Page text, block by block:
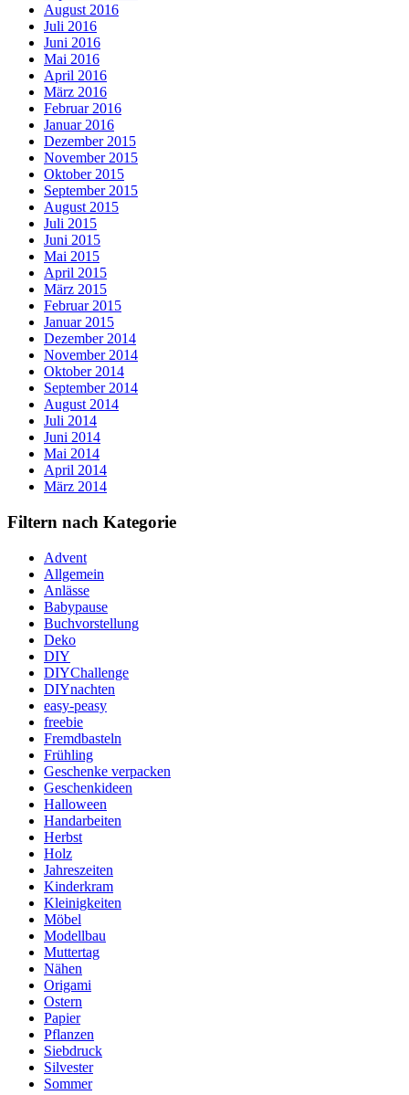
August 2016
Juli 2016
Juni 2016
Mai 2016
April 2016
März 2016
Februar 2016
Januar 2016
Dezember 2015
November 2015
Oktober 2015
September 2015
August 2015
Juli 2015
Juni 2015
Mai 2015
April 2015
März 2015
Februar 2015
Januar 2015
Dezember 2014
November 2014
Oktober 2014
September 2014
August 2014
Juli 2014
Juni 2014
Mai 2014
April 2014
März 2014
Filtern nach Kategorie
Advent
Allgemein
Anlässe
Babypause
Buchvorstellung
Deko
DIY
DIYChallenge
DIYnachten
easy-peasy
freebie
Fremdbasteln
Frühling
Geschenke verpacken
Geschenkideen
Halloween
Handarbeiten
Herbst
Holz
Jahreszeiten
Kinderkram
Kleinigkeiten
Möbel
Modellbau
Muttertag
Nähen
Origami
Ostern
Papier
Pflanzen
Siebdruck
Silvester
Sommer